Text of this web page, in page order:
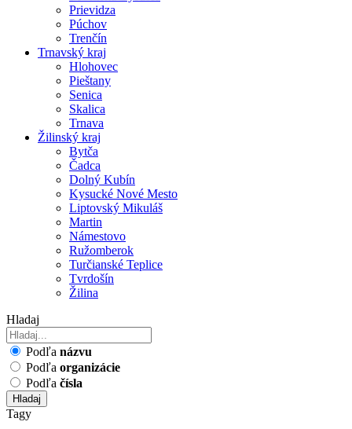
Prievidza
Púchov
Trenčín
Trnavský kraj
Hlohovec
Pieštany
Senica
Skalica
Trnava
Žilinský kraj
Bytča
Čadca
Dolný Kubín
Kysucké Nové Mesto
Liptovský Mikuláš
Martin
Námestovo
Ružomberok
Turčianské Teplice
Tvrdošín
Žilina
Hladaj
Podľa názvu
Podľa organizácie
Podľa čísla
Hladaj
Tagy